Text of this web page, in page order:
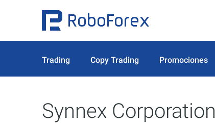
Trading Copy Trading Promociones
Synnex Corporation